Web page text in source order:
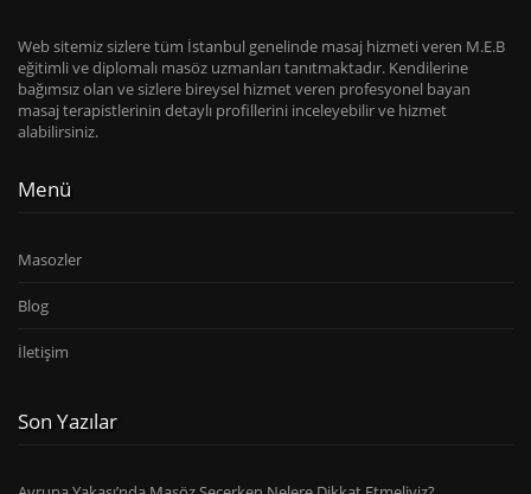
Web sitemiz sizlere tüm İstanbul genelinde masaj hizmeti veren M.E.B
eğitimli ve diplomalı masöz uzmanları tanıtmaktadır. Kendilerine
bağımsız olan ve sizlere bireysel hizmet veren profesyonel bayan
masaj terapistlerinin detaylı profillerini inceleyebilir ve hizmet
alabilirsiniz.
Menü
Masozler
Blog
İletişim
Son Yazılar